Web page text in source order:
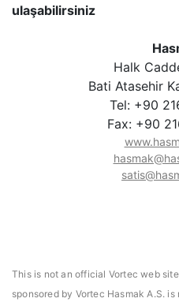
ulaşabilirsiniz
Halk
Bati Atasehir
Tel: +90
Fax: +90
This is not an official Vortec web
sponsored by Vortec Hasmak A.S.